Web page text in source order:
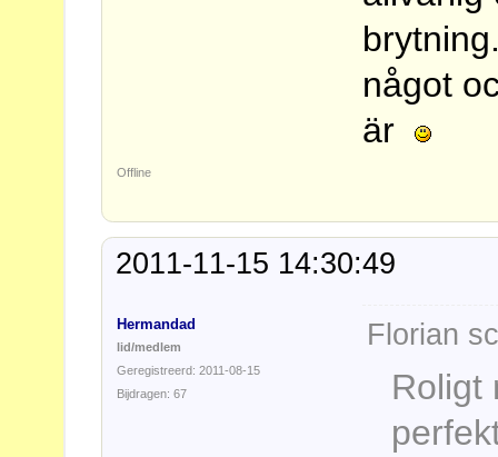
något
är
Offline
2011-11-15 14:30:49
Hermandad
lid/medlem
Geregistreerd: 2011-08-15
Bijdragen: 67
Florian
Roligt